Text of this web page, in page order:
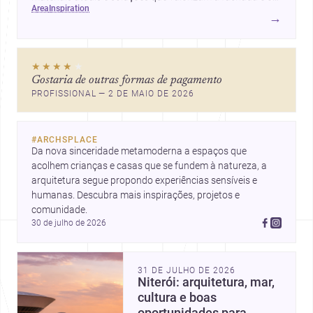
conforto da casa.
area inspiration
→
★★★★ ★
Gostaria de outras formas de pagamento
PROFISSIONAL — 2 DE MAIO DE 2026
#ARCHSPLACE
Da nova sinceridade metamoderna a espaços que
acolhem crianças e casas que se fundem à natureza, a
arquitetura segue propondo experiências sensíveis e
humanas. Descubra mais inspirações, projetos e
comunidade.
30 de julho de 2026
31 DE JULHO DE 2026
Niterói: arquitetura, mar,
cultura e boas